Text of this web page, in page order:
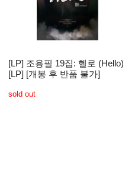
[LP] 조용필 19집: 헬로 (Hello)
[LP] [개봉 후 반품 불가]
sold out